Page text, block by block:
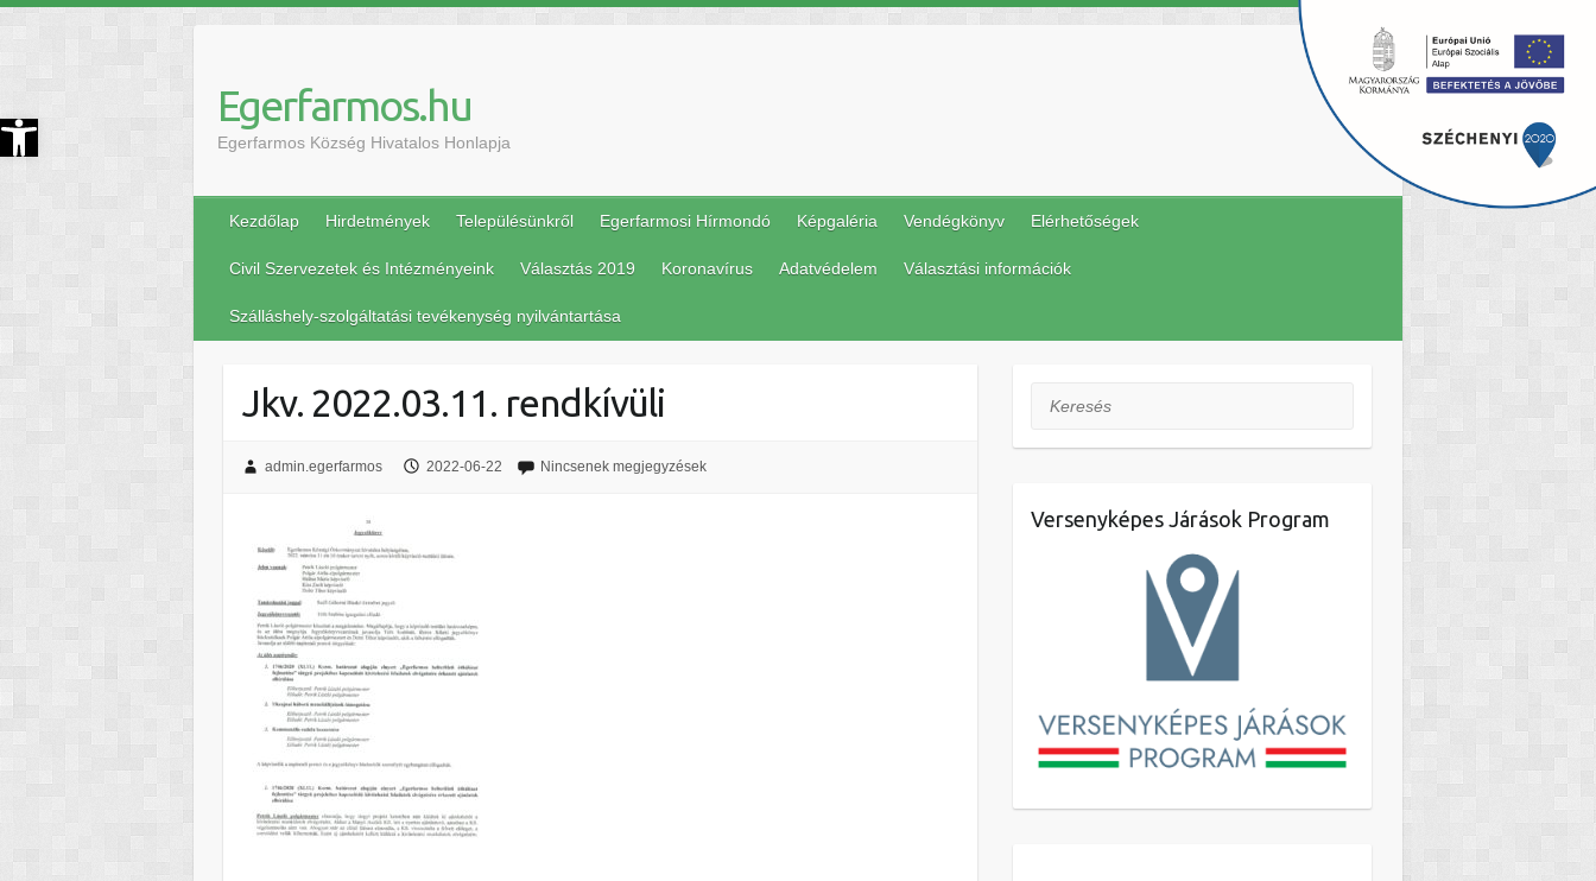
Eszköztár megnyitása Egerfarmos.hu
Egerfarmos Község Hivatalos Honlapja
Kezdőlap Hirdetmények Településünkről Egerfarmosi Hírmondó Képgaléria Vendégkönyv Elérhetőségek
Civil Szervezetek és Intézményeink Választás 2019 Koronavírus Adatvédelem Választási információk
Szálláshely-szolgáltatási tevékenység nyilvántartása
Jkv. 2022.03.11. rendkívüli
admin.egerfarmos 2022-06-22 Nincsenek megjegyzések
Keresés
Versenyképes Járások Program